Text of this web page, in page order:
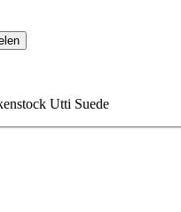
Utti Suede